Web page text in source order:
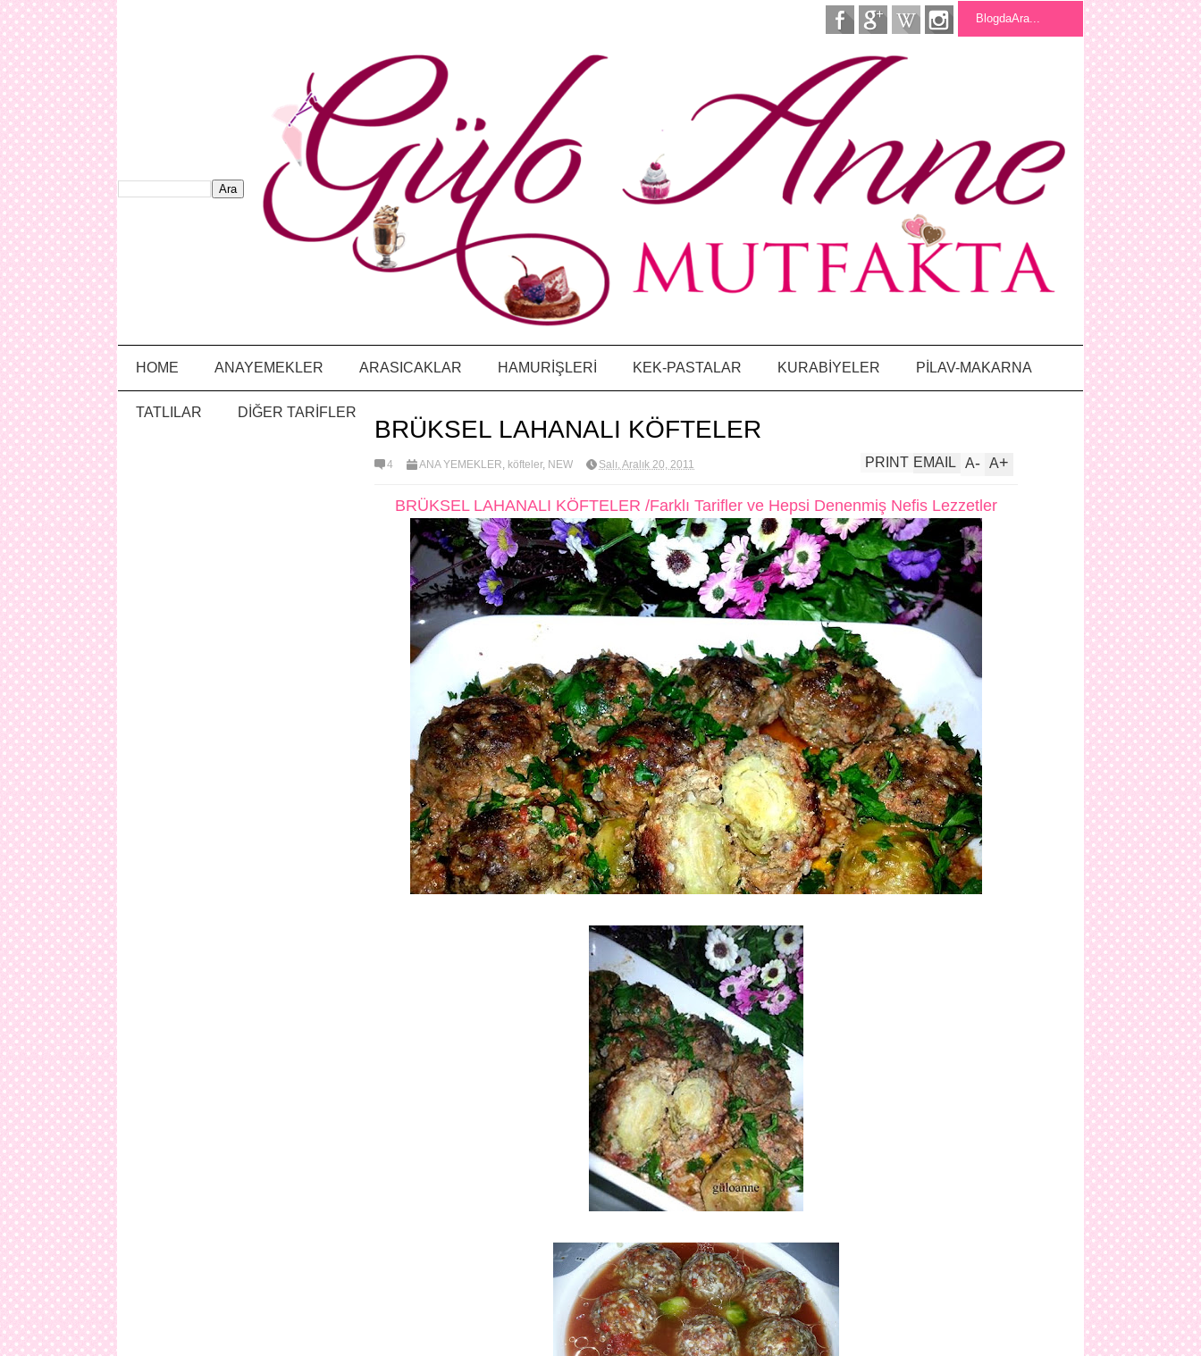
HOME ANAYEMEKLER ARASICAKLAR HAMURİŞLERİ KEK-PASTALAR KURABİYELER PİLAV-MAKARNA
TATLILAR DİĞER TARİFLER
BRÜKSEL LAHANALI KÖFTELER
4 ANA YEMEKLER, köfteler, NEW Salı, Aralık 20, 2011 A+
A-
EMAIL
PRINT
BRÜKSEL LAHANALI KÖFTELER /Farklı Tarifler ve Hepsi Denenmiş Nefis Lezzetler